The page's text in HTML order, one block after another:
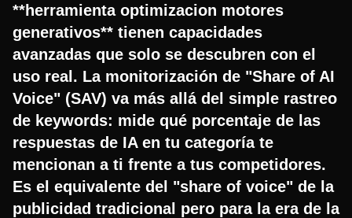
**herramienta optimizacion motores
generativos** tienen capacidades
avanzadas que solo se descubren con el
uso real. La monitorización de "Share of AI
Voice" (SAV) va más allá del simple rastreo
de keywords: mide qué porcentaje de las
respuestas de IA en tu categoría te
mencionan a ti frente a tus competidores.
Es el equivalente del "share of voice" de la
publicidad tradicional pero para la era de la